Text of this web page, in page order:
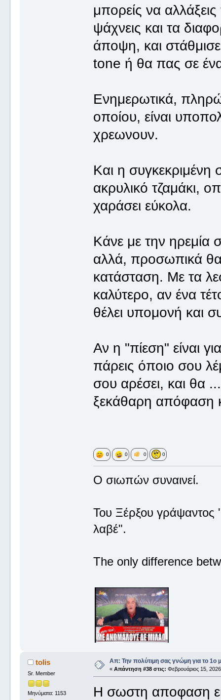
μπορείς να
ψάχνεις και τα
άποψη, και
tone ή θα πας σε
Ενημερωτικά,
οποίου, είναι
χρεωνουν.
Και η συγκεκριμένη
ακρυλικό τζαμάκι,
χαράσει εύκολα.
Κάνε με την ηρεμία
αλλά, προσωπικά θα
κατάσταση. Με τα
καλύτερο, αν ένα
θέλει υπομονή και
Αν η "πίεση" είναι
πάρεις όποιο σου
σου αρέσει, και θα
ξεκάθαρη απόφαση
0 0 0 0
Ο σιωπών συναινεί.
Του Ξέρξου
λαβέ".
The only difference
tolis
Sr. Member
Μηνύματα: 1153
Απ: Την πολύτιμη σας γνώμη για το 1ο
« Απάντηση #38 στις: Φεβρουάριος 15,
Η σωστη αποφαση